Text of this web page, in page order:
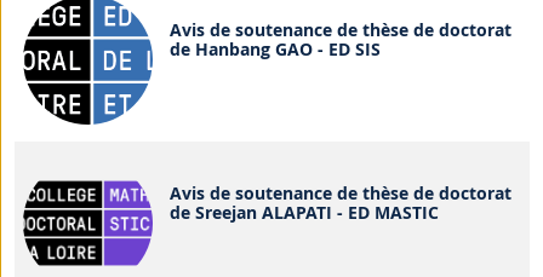
Avis de soutenance de thèse de doctorat
de Hanbang GAO - ED SIS
Avis de soutenance de thèse de doctorat
de Sreejan ALAPATI - ED MASTIC